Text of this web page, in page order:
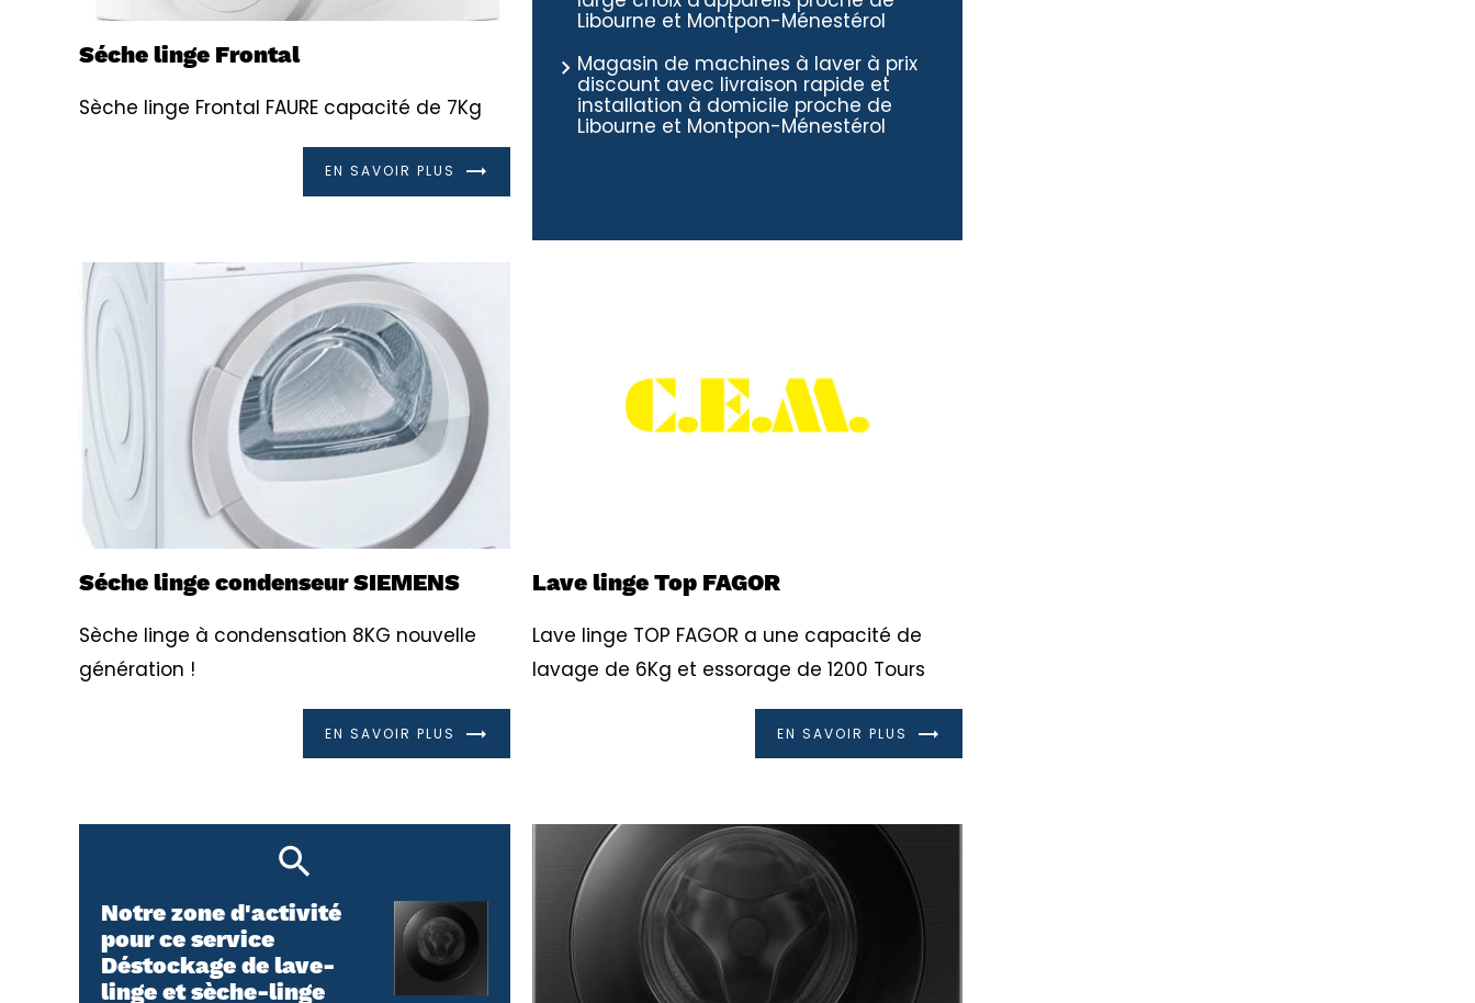
Séche linge Frontal
Sèche linge Frontal FAURE capacité de 7Kg
EN SAVOIR PLUS
Libourne et Montpon-Ménestérol
Magasin de machines à laver à prix
discount avec livraison rapide et
installation à domicile proche de
Libourne et Montpon-Ménestérol
Séche linge condenseur SIEMENS
Sèche linge à condensation 8KG nouvelle
génération !
EN SAVOIR PLUS
Lave linge Top FAGOR
Lave linge TOP FAGOR a une capacité de
lavage de 6Kg et essorage de 1200 Tours
EN SAVOIR PLUS
Notre zone d'activité
pour ce service
Déstockage de lave-
linge et sèche-linge